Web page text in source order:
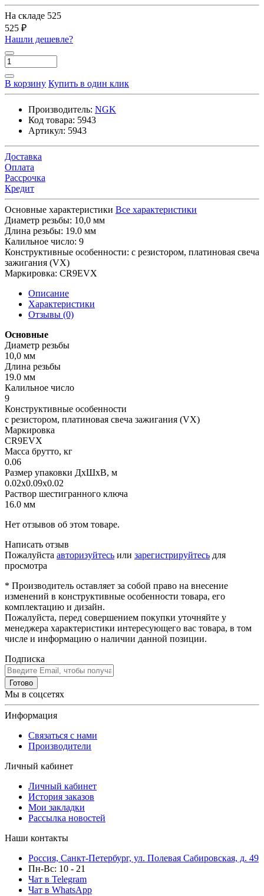
На складе 525
525 ₽
Нашли дешевле?
В корзину Купить в один клик
Производитель: NGK
Код товара: 5943
Артикул: 5943
Доставка
Оплата
Рассрочка
Кредит
Основные характеристики Все характеристики
Диаметр резьбы: 10,0 мм
Длина резьбы: 19.0 мм
Калильное число: 9
Конструктивные особенности: с резистором, платиновая свеча
зажигания (VX)
Маркировка: CR9EVX
Описание
Характеристики
Отзывы (0)
Основные
Диаметр резьбы
10,0 мм
Длина резьбы
19.0 мм
Калильное число
9
Конструктивные особенности
с резистором, платиновая свеча зажигания (VX)
Маркировка
CR9EVX
Масса брутто, кг
0.06
Размер упаковки ДхШхВ, м
0.02x0.09x0.02
Раствор шестигранного ключа
16.0 мм
Нет отзывов об этом товаре.
Написать отзыв
Пожалуйста авторизуйтесь или зарегистрируйтесь для
просмотра
* Производитель оставляет за собой право на внесение
изменений в конструктивные особенности товара, его
комплектацию и дизайн.
Пожалуйста, перед совершением покупки уточняйте у
менеджера характеристики интересующего вас товара, в том
числе и информацию о наличии данной позиции.
Подписка
Готово
Мы в соцсетях
Информация
Связаться с нами
Производители
Личный кабинет
Личный кабинет
История заказов
Мои закладки
Рассылка новостей
Наши контакты
Россия, Санкт-Петербург, ул. Полевая Сабировская, д. 49
Пн-Вс: 10 - 21
Чат в Telegram
Чат в WhatsApp